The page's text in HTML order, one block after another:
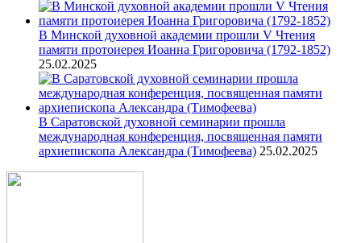
В Минской духовной академии прошли V Чтения
памяти протоиерея Иоанна Григоровича (1792-1852)
25.02.2025
В Саратовской духовной семинарии прошла
международная конференция, посвященная памяти
архиепископа Александра (Тимофеева) 25.02.2025